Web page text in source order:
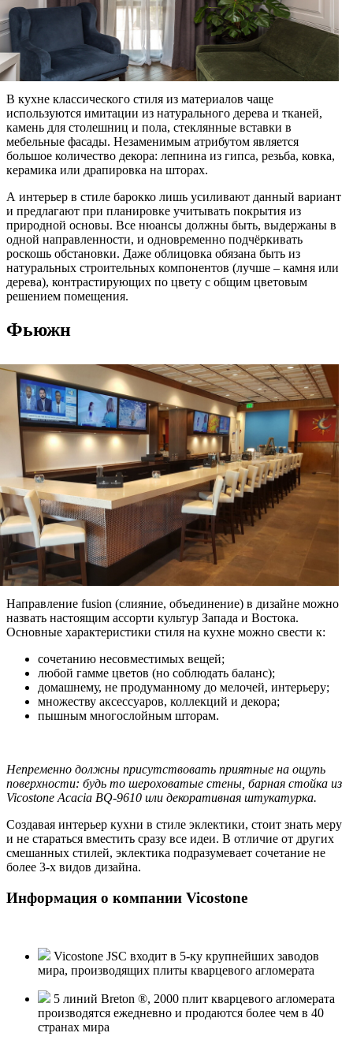
В кухне классического стиля из материалов чаще
используются имитации из натурального дерева и тканей,
камень для столешниц и пола, стеклянные вставки в
мебельные фасады. Незаменимым атрибутом является
большое количество декора: лепнина из гипса, резьба, ковка,
керамика или драпировка на шторах.
А интерьер в стиле барокко лишь усиливают данный вариант
и предлагают при планировке учитывать покрытия из
природной основы. Все нюансы должны быть, выдержаны в
одной направленности, и одновременно подчёркивать
роскошь обстановки. Даже облицовка обязана быть из
натуральных строительных компонентов (лучше – камня или
дерева), контрастирующих по цвету с общим цветовым
решением помещения.
Фьюжн
Направление fusion (слияние, объединение) в дизайне можно
назвать настоящим ассорти культур Запада и Востока.
Основные характеристики стиля на кухне можно свести к:
сочетанию несовместимых вещей;
любой гамме цветов (но соблюдать баланс);
домашнему, не продуманному до мелочей, интерьеру;
множеству аксессуаров, коллекций и декора;
пышным многослойным шторам.
Непременно должны присутствовать приятные на ощупь
поверхности: будь то шероховатые стены, барная стойка из
Vicostone Acacia BQ-9610 или декоративная штукатурка.
Создавая интерьер кухни в стиле эклектики, стоит знать меру
и не стараться вместить сразу все идеи. В отличие от других
смешанных стилей, эклектика подразумевает сочетание не
более 3-х видов дизайна.
Информация о компании Vicostone
Vicostone JSC входит в 5-ку крупнейших заводов
мира, производящих плиты кварцевого агломерата
5 линий Breton ®, 2000 плит кварцевого агломерата
производятся ежедневно и продаются более чем в 40
странах мира